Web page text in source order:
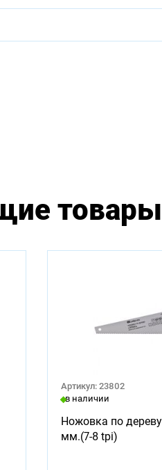
товары
Артикул: 23802
в наличии
Ножовка по
мм.(7-8 tpi)